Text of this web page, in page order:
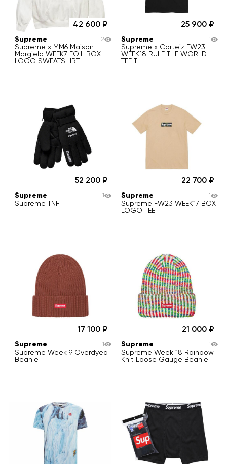
42 600
Supreme
Supreme x MM6 Maison
Margiela WEEK7 FOIL BOX
LOGO SWEATSHIRT
2
25 900
Supreme
Supreme x Corteiz FW23
WEEK18 RULE THE WORLD
TEE T
1
52 200
Supreme
Supreme TNF
1
22 700
Supreme
Supreme FW23 WEEK17 BOX
LOGO TEE T
1
17 100
Supreme
Supreme Week 9 Overdyed
Beanie
1
21 000
Supreme
Supreme Week 18 Rainbow
Knit Loose Gauge Beanie
1